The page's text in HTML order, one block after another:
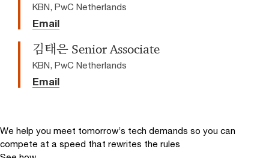
KBN, PwC Netherlands
Email
김태은 Senior Associate
KBN, PwC Netherlands
Email
We help you meet tomorrow’s tech demands so you can
compete at a speed that rewrites the rules